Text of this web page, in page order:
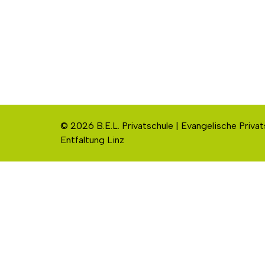
© 2026 B.E.L. Privatschule | Evangelische
Entfaltung Linz